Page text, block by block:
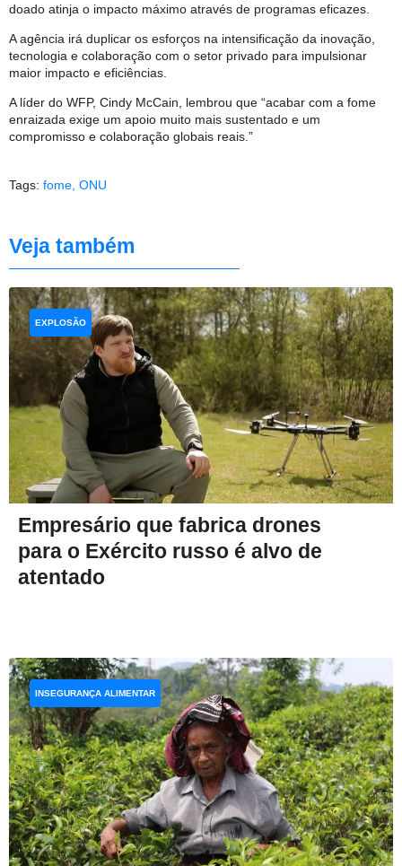
doado atinja o impacto máximo através de programas eficazes.
A agência irá duplicar os esforços na intensificação da inovação,
tecnologia e colaboração com o setor privado para impulsionar
maior impacto e eficiências.
A líder do WFP, Cindy McCain, lembrou que “acabar com a fome
enraizada exige um apoio muito mais sustentado e um
compromisso e colaboração globais reais.”
Tags: fome ONU
Veja também
Empresário que fabrica drones
para o Exército russo é alvo de
atentado
EXPLOSÃO
INSEGURANÇA ALIMENTAR